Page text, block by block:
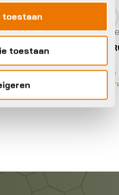
toestaan
toestaan
Overige kleding
Xlc BROEKKLEM
STEL
€5,95
Op voorraad in winkel